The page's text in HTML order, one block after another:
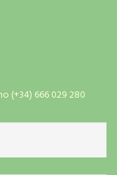
(+34) 666 029 280